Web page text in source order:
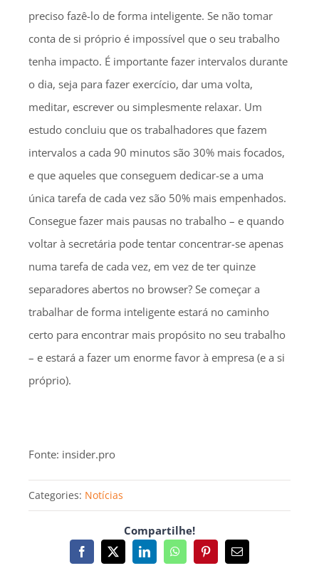
preciso fazê-lo de forma inteligente. Se não tomar
conta de si próprio é impossível que o seu trabalho
tenha impacto. É importante fazer intervalos durante
o dia, seja para fazer exercício, dar uma volta,
meditar, escrever ou simplesmente relaxar. Um
estudo concluiu que os trabalhadores que fazem
intervalos a cada 90 minutos são 30% mais focados,
e que aqueles que conseguem dedicar-se a uma
única tarefa de cada vez são 50% mais empenhados.
Consegue fazer mais pausas no trabalho – e quando
voltar à secretária pode tentar concentrar-se apenas
numa tarefa de cada vez, em vez de ter quinze
separadores abertos no browser? Se começar a
trabalhar de forma inteligente estará no caminho
certo para encontrar mais propósito no seu trabalho
– e estará a fazer um enorme favor à empresa (e a si
próprio).
Fonte: insider.pro
Categories: Notícias
Compartilhe!
Facebook
X LinkedInWhatsAppPinterestEmail
(necessário